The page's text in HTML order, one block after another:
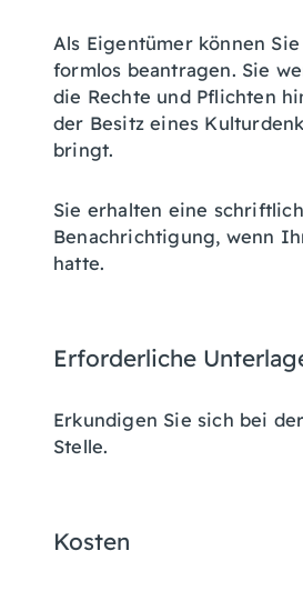
Als Eigentümer können
formlos beantragen. Sie
die Rechte und Pflichten
der Besitz eines
bringt.
Sie erhalten eine
Benachrichtigung, wenn
hatte.
Erforderliche
Erkundigen Sie sich bei
Stelle.
Kosten